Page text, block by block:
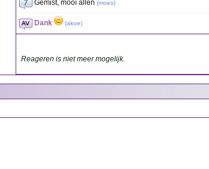
Gemist, mooi allen (moes)
Dank (akoe)
Reageren is niet meer mogelijk.